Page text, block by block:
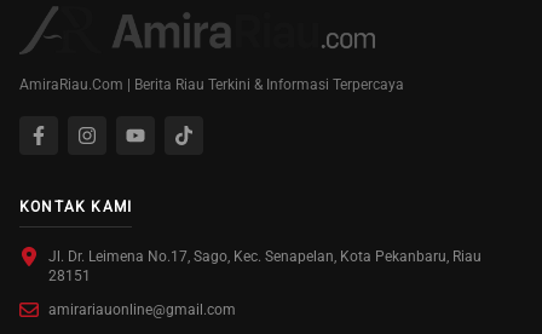
AmiraRiau.Com | Berita Riau Terkini & Informasi Terpercaya
KONTAK KAMI
Jl. Dr. Leimena No.17, Sago, Kec. Senapelan, Kota Pekanbaru, Riau
28151
amirariauonline@gmail.com